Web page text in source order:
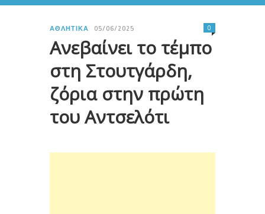
ΑΘΛΗΤΙΚΆ 05/06/2025
Ανεβαίνει το τέμπο
στη Στουτγάρδη,
ζόρια στην πρώτη
του Αντσελότι
0